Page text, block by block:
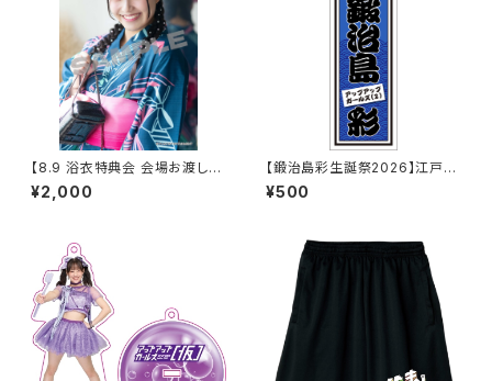
【8.9 浴衣特典会 会場お渡し限
定】渡辺未詩 浴衣ポートレート
※発送はいたしません
¥2,000
【鍛治島彩生誕祭2026】江戸文
字シール
¥500